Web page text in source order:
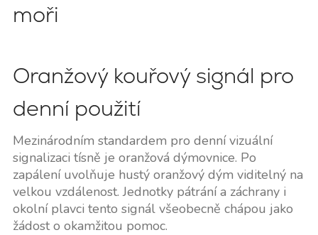
moři
Oranžový kouřový signál pro
denní použití
Mezinárodním standardem pro denní vizuální
signalizaci tísně je oranžová dýmovnice. Po
zapálení uvolňuje hustý oranžový dým viditelný na
velkou vzdálenost. Jednotky pátrání a záchrany i
okolní plavci tento signál všeobecně chápou jako
žádost o okamžitou pomoc.